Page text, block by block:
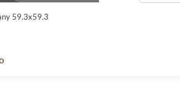
59.3x59.3